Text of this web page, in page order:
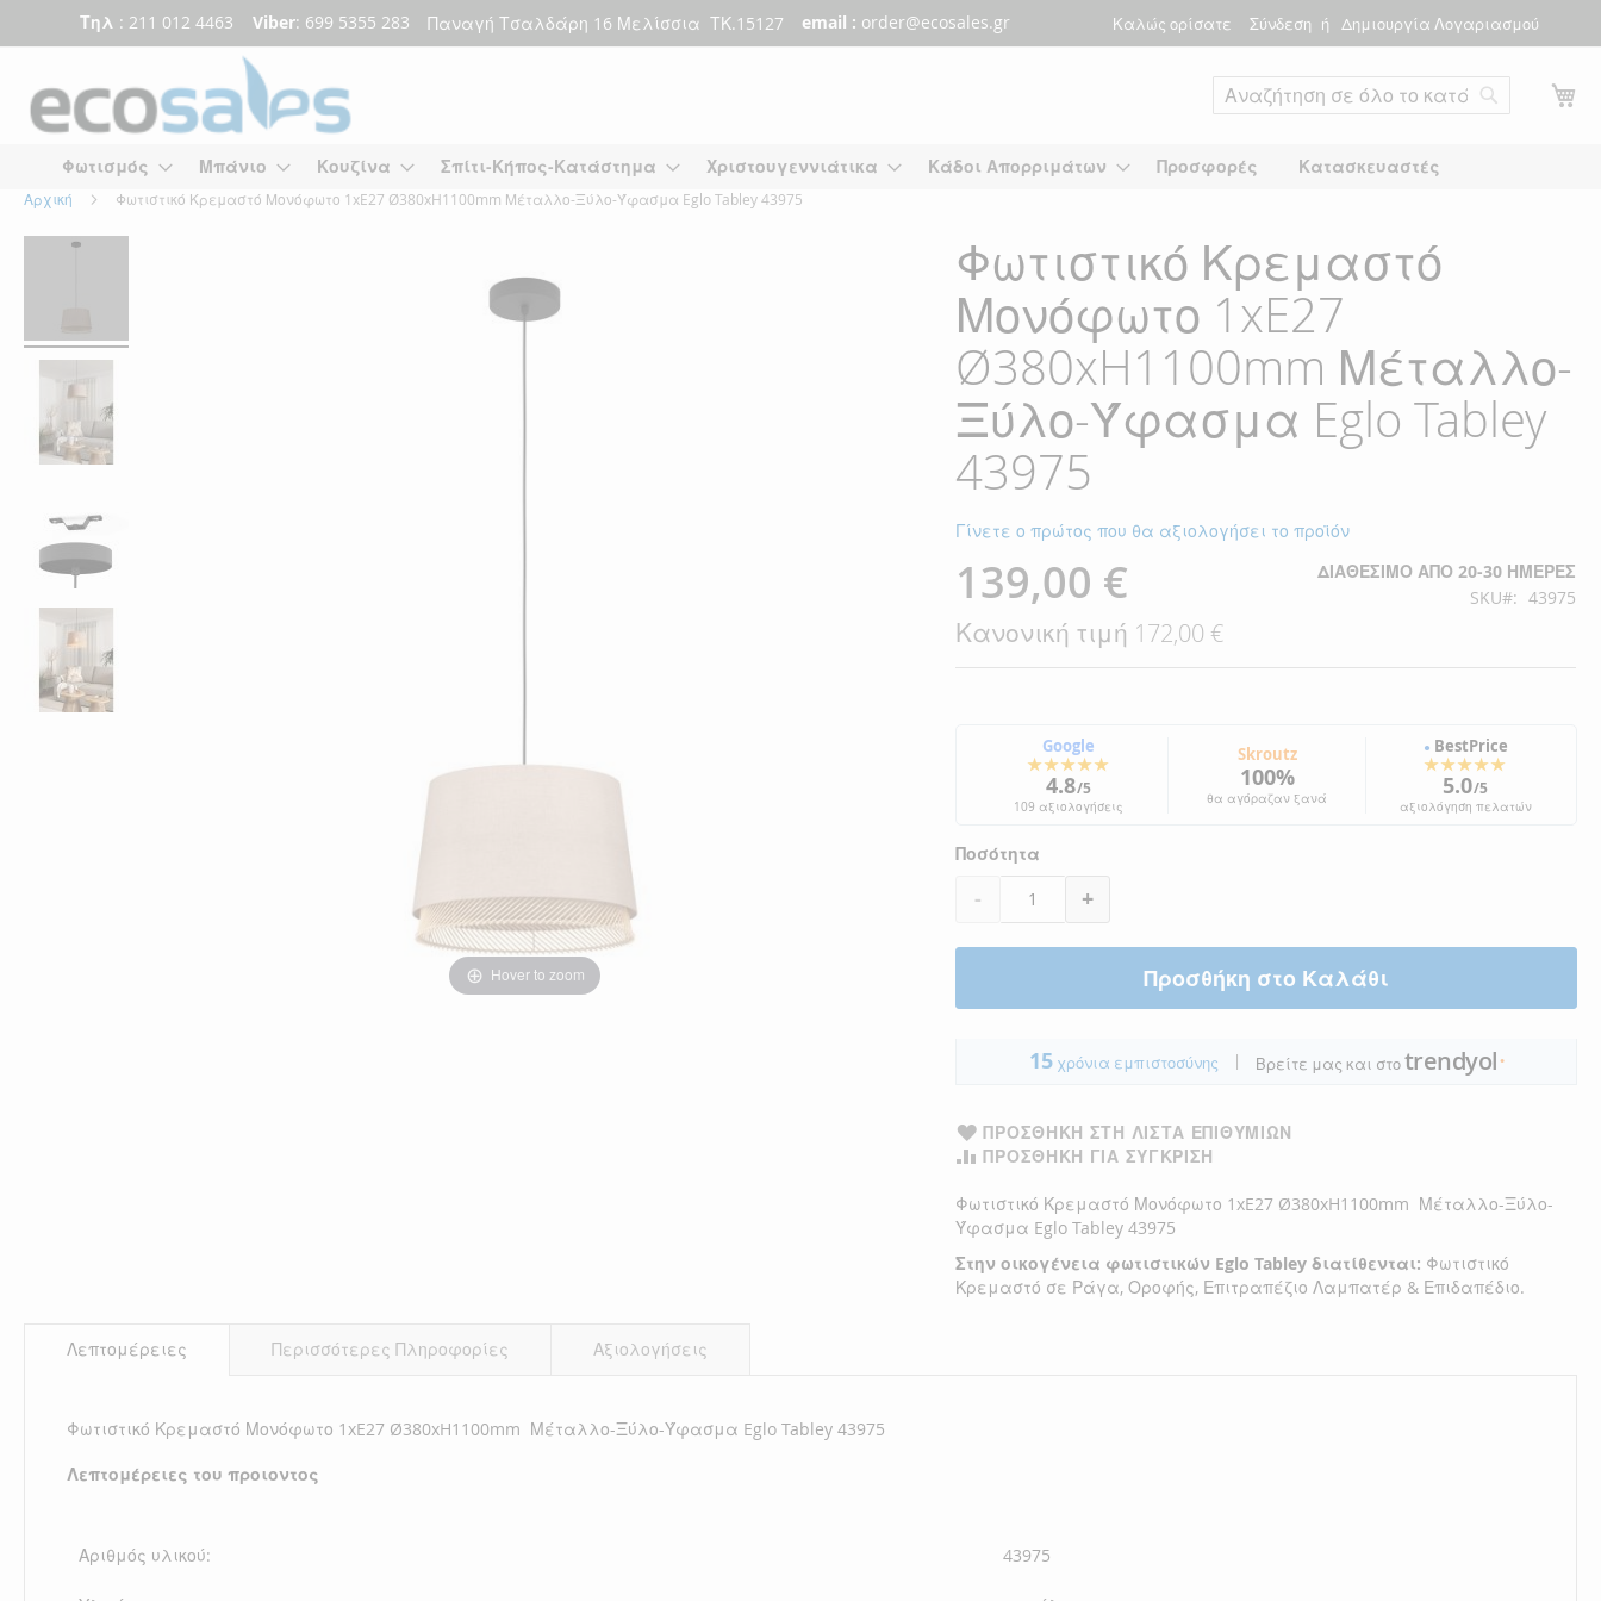
Τηλ : 211 012 4463 Viber: 699 5355 283 Παναγή Τσαλδάρη 16 Μελίσσια ΤΚ.15127 email : order@ecosales.gr
Μετάβαση
Καλώς ορίσατε Σύνδεση Δημιουργία Λογαριασμού
Φωτισμός
Μπάνιο Κουζίνα Σπίτι-Κήπος-Κατάστημα Χριστουγεννιάτικα Κάδοι Απορριμάτων Προσφορές Κατασκευαστές
Αρχική Φωτιστικό Κρεμαστό Μονόφωτο 1xE27 Ø380xH1100mm Μέταλλο-Ξύλο-Ύφασμα Eglo Tabley 43975
of
the
images
gallery
of
the
images
gallery
Hover to zoom
Φωτιστικό Κρεμαστό
Μονόφωτο 1xE27
Ø380xH1100mm Μέταλλο-
Ξύλο-Ύφασμα Eglo Tabley
43975
Γίνετε ο πρώτος που θα αξιολογήσει το προϊόν
Ειδική
139,00 €
Κανονική τιμή 172,00 €
ΔΙΑΘΈΣΙΜΟ ΑΠΌ 20-30 ΗΜΈΡΕΣ
SKU
43975
Google
★★★★★
4.8/5
109 αξιολογήσεις
Skroutz
100%
θα αγόραζαν ξανά
● BestPrice
★★★★★
5.0/5
αξιολόγηση πελατών
Ποσότητα
- +
Προσθήκη στο Καλάθι
15χρόνια εμπιστοσύνης | Βρείτε μας και στοtrendyol ●
ΠΡΟΣΘΉΚΗ ΣΤΗ ΛΊΣΤΑ ΕΠΙΘΥΜΙΏΝ
ΠΡΟΣΘΉΚΗ ΓΙΑ ΣΎΓΚΡΙΣΗ
Φωτιστικό Κρεμαστό Μονόφωτο 1xE27 Ø380xH1100mm Μέταλλο-Ξύλο-
Ύφασμα Eglo Tabley 43975
Στην οικογένεια φωτιστικών Eglo Tabley διατίθενται: Φωτιστικό
Κρεμαστό σε Ράγα, Οροφής, Επιτραπέζιο Λαμπατέρ & Επιδαπέδιο.
Λεπτομέρειες
Φωτιστικό Κρεμαστό Μονόφωτο 1xE27 Ø380xH1100mm Μέταλλο-Ξύλο-Ύφασμα Eglo Tabley 43975
Λεπτομέρειες του προιοντος
Αριθμός υλικού: 43975
Περισσότερες Πληροφορίες Αξιολογήσεις